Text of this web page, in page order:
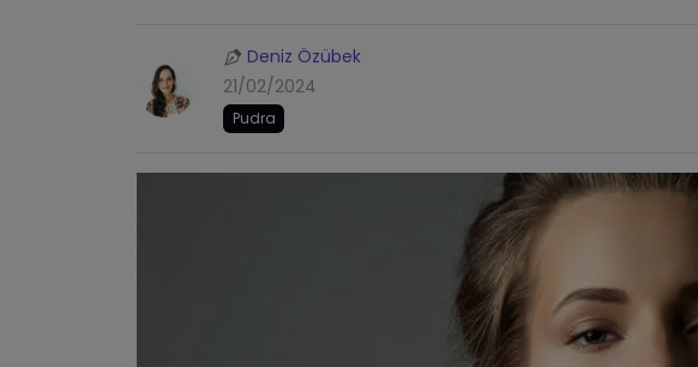
Deniz Özübek
21/02/2024
Pudra